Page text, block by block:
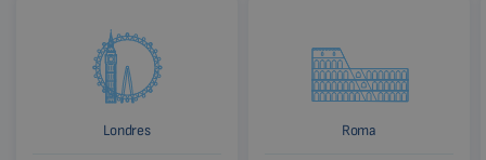
Londres Roma